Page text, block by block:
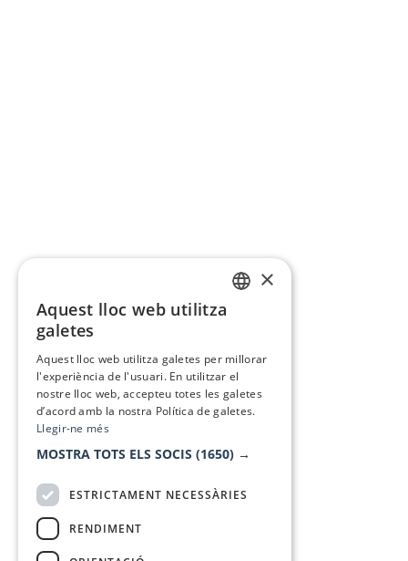
×
Aquest lloc web utilitza
galetes
Aquest lloc web utilitza galetes per millorar
l'experiència de l'usuari. En utilitzar el
nostre lloc web, accepteu totes les galetes
d’acord amb la nostra Política de galetes.
Llegir-ne més
MOSTRA TOTS ELS SOCIS (1650) →
ESTRICTAMENT NECESSÀRIES
RENDIMENT